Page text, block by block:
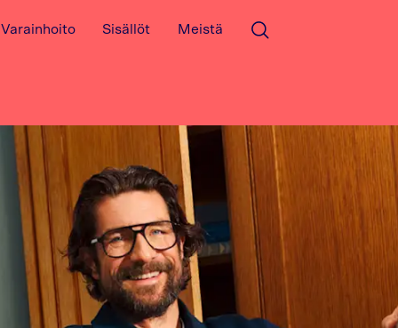
Varainhoito Sisällöt Meistä
Avaa haku